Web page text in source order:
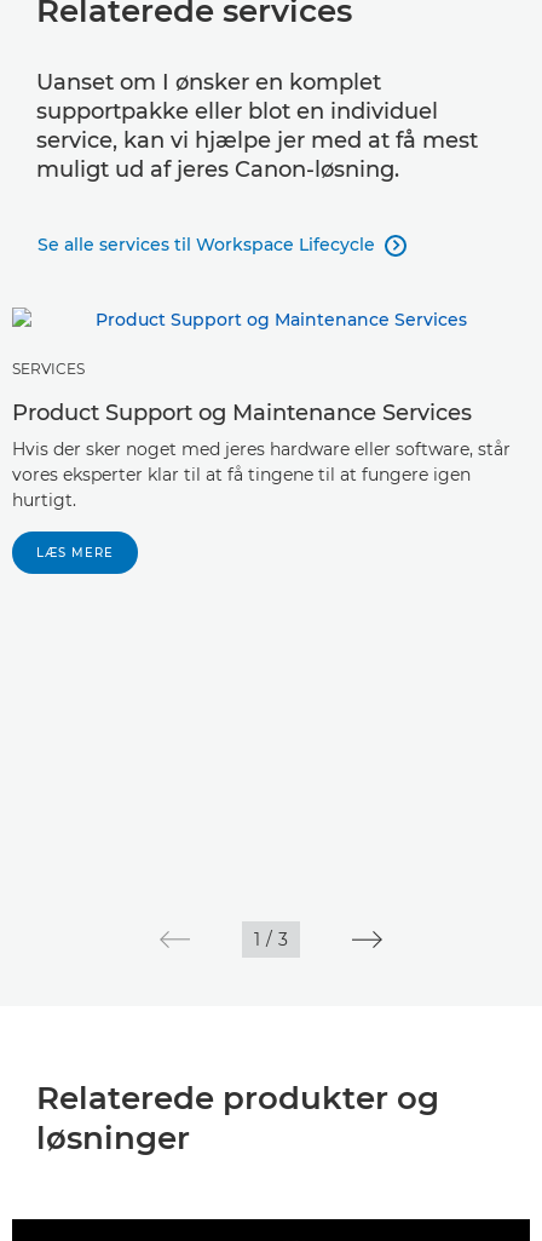
Relaterede services
Uanset om I ønsker en komplet
supportpakke eller blot en individuel
service, kan vi hjælpe jer med at få mest
muligt ud af jeres Canon-løsning.
Se alle services til Workspace Lifecycle 
SERVICES
Product Support og Maintenance Services
Hvis der sker noget med jeres hardware eller software, står
vores eksperter klar til at få tingene til at fungere igen
hurtigt.
LÆS MERE
1 / 3
Relaterede produkter og
løsninger